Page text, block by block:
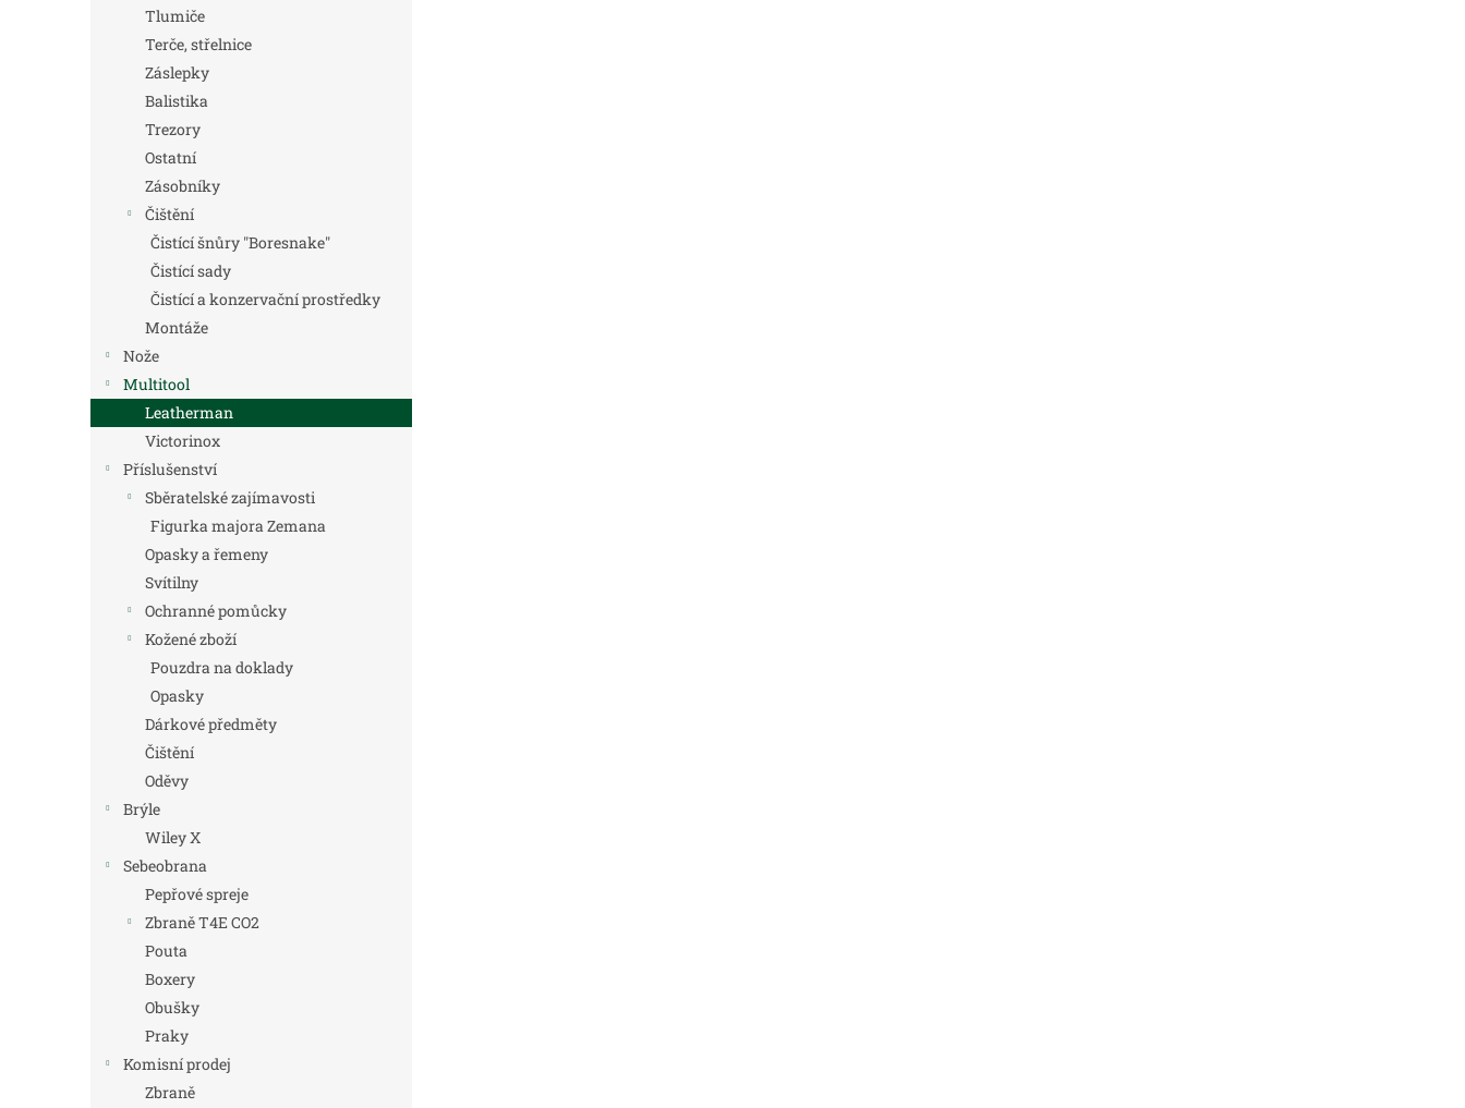
Tlumiče
Terče, střelnice
Záslepky
Balistika
Trezory
Ostatní
Zásobníky
Čištění
Čistící šnůry "Boresnake"
Čistící sady
Čistící a konzervační prostředky
Montáže
Nože
Multitool
Leatherman
Victorinox
Příslušenství
Sběratelské zajímavosti
Figurka majora Zemana
Opasky a řemeny
Svítilny
Ochranné pomůcky
Kožené zboží
Pouzdra na doklady
Opasky
Dárkové předměty
Čištění
Oděvy
Brýle
Wiley X
Sebeobrana
Pepřové spreje
Zbraně T4E CO2
Pouta
Boxery
Obušky
Praky
Komisní prodej
Zbraně